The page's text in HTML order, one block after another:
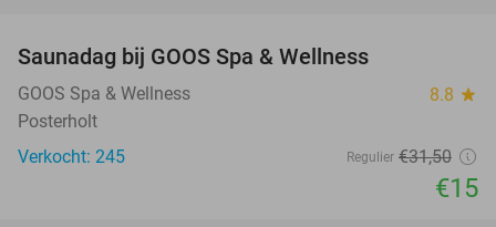
Saunadag bij GOOS Spa & Wellness
GOOS Spa & Wellness 8.8 star
Posterholt
Verkocht: 245
Regulier €31,50
€15